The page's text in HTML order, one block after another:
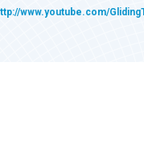
www.youtube.com/